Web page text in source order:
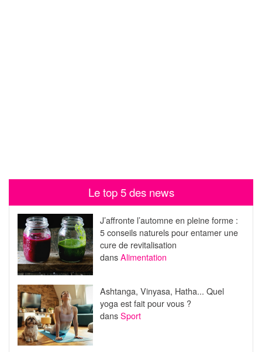
Le top 5 des news
J’affronte l’automne en pleine forme :
5 conseils naturels pour entamer une
cure de revitalisation
dansAlimentation
Ashtanga, Vinyasa, Hatha... Quel
yoga est fait pour vous ?
dansSport